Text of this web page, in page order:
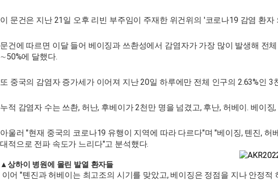
이 문건은 지난 21일 오후 리빈 부주임이 주재한 위건위의 '코로나19 감염 환
문건에 따르면 이달 들어 베이징과 쓰촨성에서 감염자가 가장 많이 발생해 전
∼50%에 달했다.
또 중국의 감염자 증가세가 이어져 지난 20일 하루에만 전체 인구의 2.63%인 3
누적 감염자 수는 쓰촨, 허난, 후베이가 2천만 명을 넘겼고, 후난, 허베이. 베이
아울러 "현재 중국의 코로나19 유행이 지역에 따라 다르다"며 "베이징, 톈진,
대적으로 전파 속도가 느리다"고 분석했다.
▲상하이 병원에 몰린 발열 환자들
이어 "톈진과 허베이는 최고조의 시기를 맞았고, 베이징은 정점을 지나 안정